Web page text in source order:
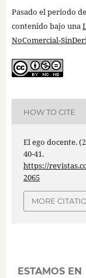
Pasado el periodo
contenido bajo una
NoComercial-
HOW TO CITE
El ego docente.
40-41.
https://
2065
MORE
ESTAMOS EN